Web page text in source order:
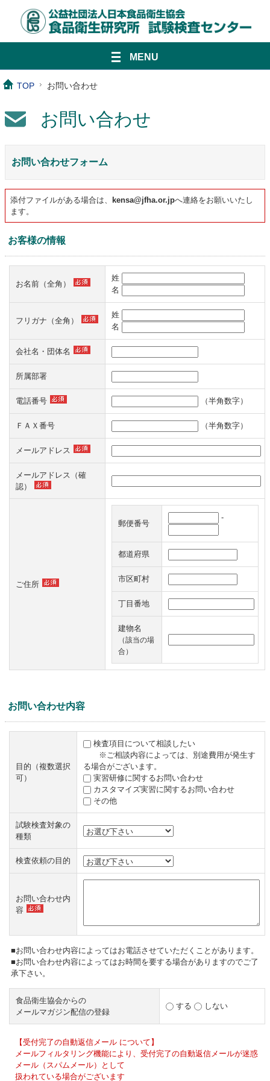
MENU
TOP お問い合わせ
お問い合わせ
お問い合わせフォーム
添付ファイルがある場合は、 kensa@jfha.or.jpへ連絡をお願いいたし
ます。
お客様の情報
お名前（全角）
姓
名
フリガナ（全角）
姓
名
会社名・団体名
所属部署
電話番号 （半角数字）
ＦＡＸ番号 （半角数字）
メールアドレス
メールアドレス（確
認）
ご住所
郵便番号
-
都道府県
市区町村
丁目番地
建物名
（該当の場
合）
お問い合わせ内容
目的（複数選択
可）
検査項目について相談したい
※ご相談内容によっては、別途費用が発生す
る場合がございます。
実習研修に関するお問い合わせ
カスタマイズ実習に関するお問い合わせ
その他
試験検査対象の
種類
検査依頼の目的
お問い合わせ内
容
■お問い合わせ内容によってはお電話させていただくことがあります。
■お問い合わせ内容によってはお時間を要する場合がありますのでご了
承下さい。
食品衛生協会からの
メールマガジン配信の登録
する しない
【受付完了の自動返信メール について】
メールフィルタリング機能により、受付完了の自動返信メールが迷惑
メール（スパムメール）として
扱われている場合がございます